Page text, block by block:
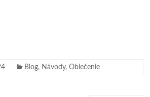
Blog, Návody,Oblečenie